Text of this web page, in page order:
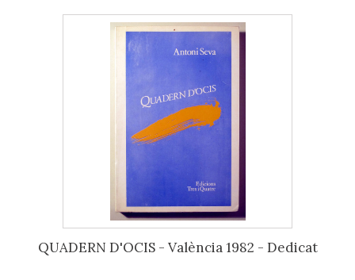
QUADERN D'OCIS - València 1982 - Dedicat